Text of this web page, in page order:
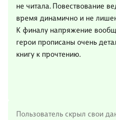
не читала. Повествование
время динамично и не
К финалу напряжение
герои прописаны очень
книгу к прочтению.
Пользователь скрыл свои